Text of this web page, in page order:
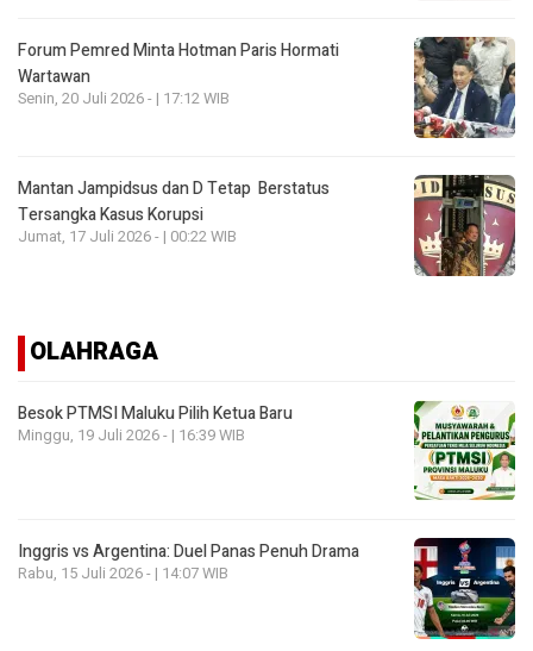
Forum Pemred Minta Hotman Paris Hormati
Wartawan
Senin, 20 Juli 2026 - | 17:12 WIB
Mantan Jampidsus dan D Tetap Berstatus
Tersangka Kasus Korupsi
Jumat, 17 Juli 2026 - | 00:22 WIB
OLAHRAGA
Besok PTMSI Maluku Pilih Ketua Baru
Minggu, 19 Juli 2026 - | 16:39 WIB
Inggris vs Argentina: Duel Panas Penuh Drama
Rabu, 15 Juli 2026 - | 14:07 WIB